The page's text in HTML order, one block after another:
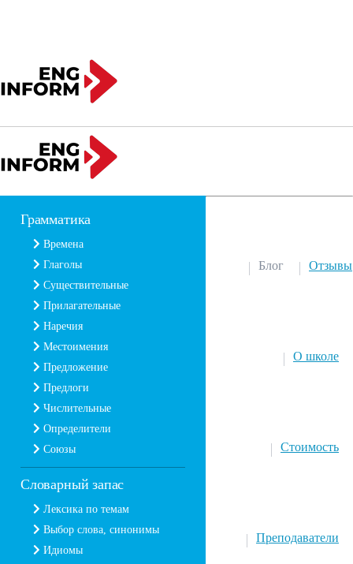
Грамматика
Времена
Глаголы
Существительные
Прилагательные
Наречия
Местоимения
Предложение
Предлоги
Числительные
Определители
Союзы
Словарный запас
Лексика по темам
Выбор слова, синонимы
Идиомы
Отзывы
Блог
О школе
Стоимость
Преподаватели